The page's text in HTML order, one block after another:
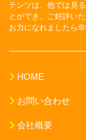
テンツは、他では見
とができ、ご好評い
お力になれましたら幸
HOME
お問い合わせ
会社概要